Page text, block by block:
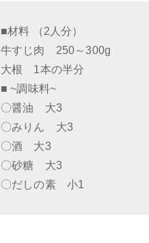
■材料 （2人分）
牛すじ肉 250～300g
大根 1本の半分
■ ~調味料~
〇醤油 大3
〇みりん 大3
〇酒 大3
〇砂糖 大3
〇だしの素 小1